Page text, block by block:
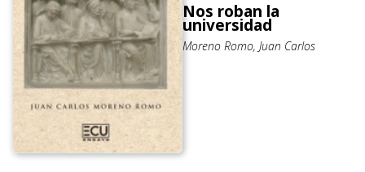
Nos roban la
universidad
Moreno Romo, Juan Carlos